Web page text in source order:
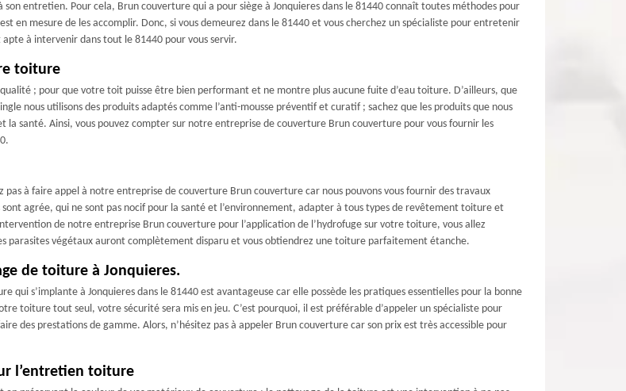
entretien. Pour cela, Brun couverture qui a pour siège à Jonquieres dans le 81440 connaît toutes méthodes pour
mesure de les accomplir. Donc, si vous demeurez dans le 81440 et vous cherchez un spécialiste pour entretenir
à intervenir dans tout le 81440 pour vous servir.
toiture
; pour que votre toit puisse être bien performant et ne montre plus aucune fuite d’eau toiture. D’ailleurs, que
nous utilisons des produits adaptés comme l’anti-mousse préventif et curatif ; sachez que les produits que nous
santé. Ainsi, vous pouvez compter sur notre entreprise de couverture Brun couverture pour vous fournir les
à faire appel à notre entreprise de couverture Brun couverture car nous pouvons vous fournir des travaux
agrée, qui ne sont pas nocif pour la santé et l’environnement, adapter à tous types de revêtement toiture et
de notre entreprise Brun couverture pour l’application de l’hydrofuge sur votre toiture, vous allez
parasites végétaux auront complètement disparu et vous obtiendrez une toiture parfaitement étanche.
de toiture à Jonquieres.
s’implante à Jonquieres dans le 81440 est avantageuse car elle possède les pratiques essentielles pour la bonne
toiture tout seul, votre sécurité sera mis en jeu. C’est pourquoi, il est préférable d’appeler un spécialiste pour
des prestations de gamme. Alors, n’hésitez pas à appeler Brun couverture car son prix est très accessible pour
l’entretien toiture